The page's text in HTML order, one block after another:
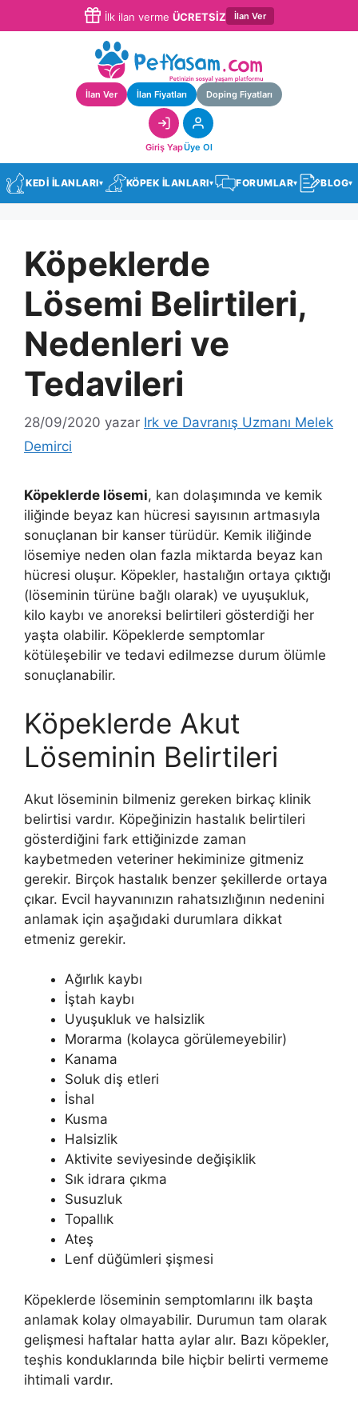
İlk ilan verme ÜCRETSİZ İlan Ver
İlan Ver İlan Fiyatları Doping Fiyatları
Giriş YapÜye Ol
KEDİ İLANLARI▾ KÖPEK İLANLARI▾ FORUMLAR▾ BLOG▾
Köpeklerde
Lösemi Belirtileri,
Nedenleri ve
Tedavileri
28/09/2020 yazar Irk ve Davranış Uzmanı Melek
Demirci
Köpeklerde lösemi, kan dolaşımında ve kemik
iliğinde beyaz kan hücresi sayısının artmasıyla
sonuçlanan bir kanser türüdür. Kemik iliğinde
lösemiye neden olan fazla miktarda beyaz kan
hücresi oluşur. Köpekler, hastalığın ortaya çıktığı
(löseminin türüne bağlı olarak) ve uyuşukluk,
kilo kaybı ve anoreksi belirtileri gösterdiği her
yaşta olabilir. Köpeklerde semptomlar
kötüleşebilir ve tedavi edilmezse durum ölümle
sonuçlanabilir.
Köpeklerde Akut
Löseminin Belirtileri
Akut löseminin bilmeniz gereken birkaç klinik
belirtisi vardır. Köpeğinizin hastalık belirtileri
gösterdiğini fark ettiğinizde zaman
kaybetmeden veteriner hekiminize gitmeniz
gerekir. Birçok hastalık benzer şekillerde ortaya
çıkar. Evcil hayvanınızın rahatsızlığının nedenini
anlamak için aşağıdaki durumlara dikkat
etmeniz gerekir.
Ağırlık kaybı
İştah kaybı
Uyuşukluk ve halsizlik
Morarma (kolayca görülemeyebilir)
Kanama
Soluk diş etleri
İshal
Kusma
Halsizlik
Aktivite seviyesinde değişiklik
Sık idrara çıkma
Susuzluk
Topallık
Ateş
Lenf düğümleri şişmesi
Köpeklerde löseminin semptomlarını ilk başta
anlamak kolay olmayabilir. Durumun tam olarak
gelişmesi haftalar hatta aylar alır. Bazı köpekler,
teşhis konduklarında bile hiçbir belirti vermeme
ihtimali vardır.